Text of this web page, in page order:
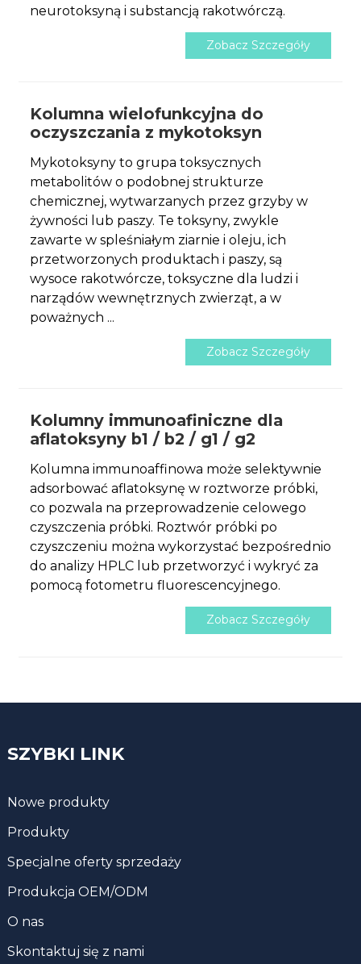
neurotoksyną i substancją rakotwórczą.
Zobacz Szczegóły
Kolumna wielofunkcyjna do
oczyszczania z mykotoksyn
Mykotoksyny to grupa toksycznych
metabolitów o podobnej strukturze
chemicznej, wytwarzanych przez grzyby w
żywności lub paszy. Te toksyny, zwykle
zawarte w spleśniałym ziarnie i oleju, ich
przetworzonych produktach i paszy, są
wysoce rakotwórcze, toksyczne dla ludzi i
narządów wewnętrznych zwierząt, a w
poważnych ...
Zobacz Szczegóły
Kolumny immunoafiniczne dla
aflatoksyny b1 / b2 / g1 / g2
Kolumna immunoaffinowa może selektywnie
adsorbować aflatoksynę w roztworze próbki,
co pozwala na przeprowadzenie celowego
czyszczenia próbki. Roztwór próbki po
czyszczeniu można wykorzystać bezpośrednio
do analizy HPLC lub przetworzyć i wykryć za
pomocą fotometru fluorescencyjnego.
Zobacz Szczegóły
SZYBKI LINK
Nowe produkty
Produkty
Specjalne oferty sprzedaży
Produkcja OEM/ODM
O nas
Skontaktuj się z nami